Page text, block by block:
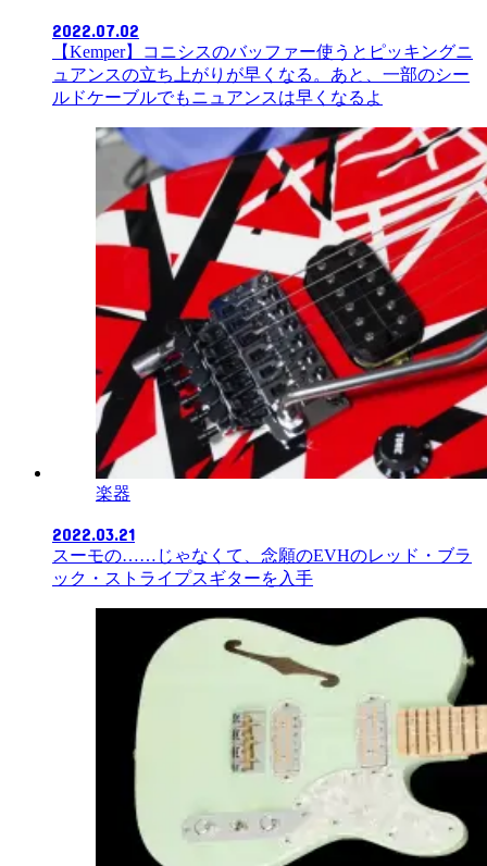
2022.07.02
【Kemper】コニシスのバッファー使うとピッキングニ
ュアンスの立ち上がりが早くなる。あと、一部のシー
ルドケーブルでもニュアンスは早くなるよ
楽器
2022.03.21
スーモの……じゃなくて、念願のEVHのレッド・ブラ
ック・ストライプスギターを入手